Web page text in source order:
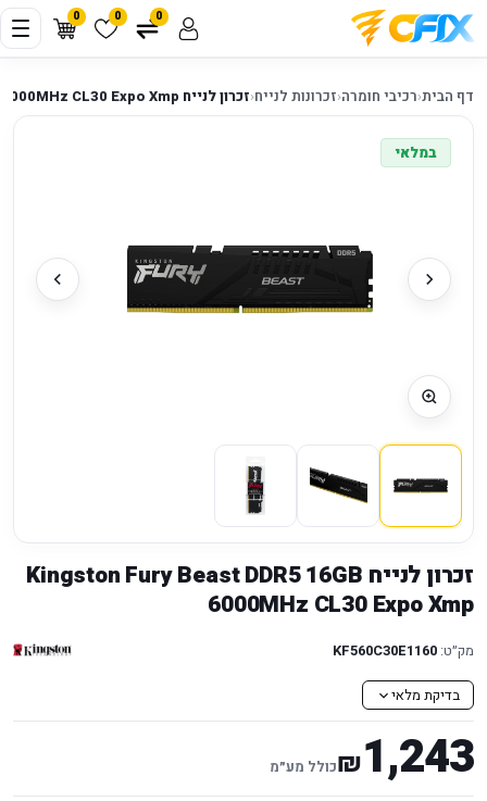
0 0 0
דף הבית‹רכיבי חומרה‹זכרונות לנייח‹זכרון לנייח Kingston Fury Beast DDR5 16GB 6000MHz CL30 Expo Xmp
במלאי
זכרון לנייח Kingston Fury Beast DDR5 16GB
6000MHz CL30 Expo Xmp
מק״ט: KF560C30E1160
בדיקת מלאי
1,243
₪כולל מע״מ